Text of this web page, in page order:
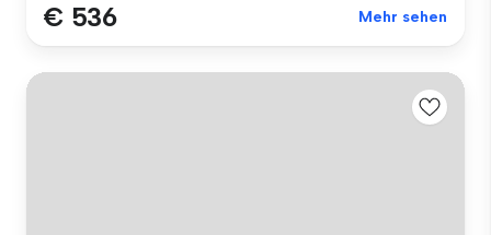
€ 536 Mehr sehen